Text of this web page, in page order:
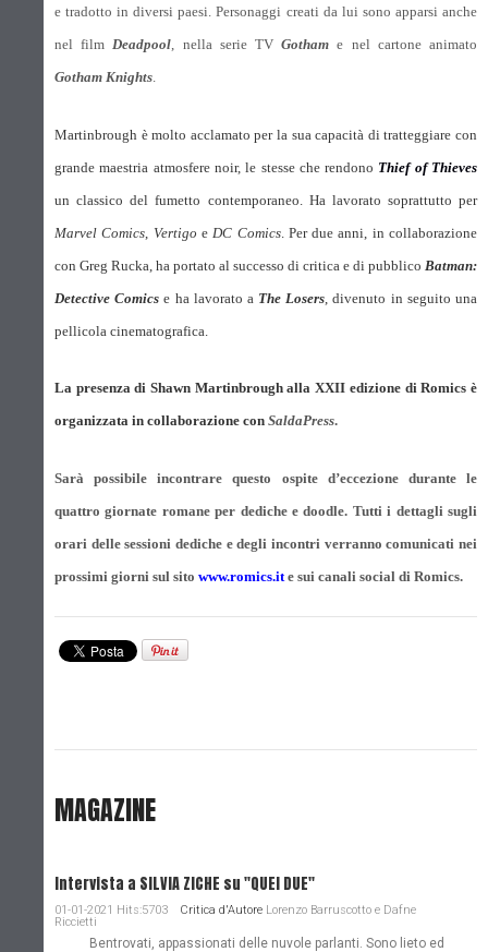
e tradotto in diversi paesi. Personaggi creati da lui sono apparsi anche
nel filmDeadpool, nella serie TVGotham e nel cartone animato
Gotham Knights.
Martinbrough è molto acclamato per la sua capacità di tratteggiare con
grande maestria atmosfere noir, le stesse che rendono Thief of Thieves
un classico del fumetto contemporaneo. Ha lavorato soprattutto per
Marvel Comics Vertigo e DC Comics. Per due anni, in collaborazione
con Greg Rucka, ha portato al successo di critica e di pubblico Batman:
Detective Comics e ha lavorato a The Losers , divenuto in seguito una
pellicola cinematografica.
La presenza di Shawn Martinbrough alla XXII edizione di Romics è
organizzata in collaborazione con SaldaPress.
Sarà possibile incontrare questo ospite d’eccezione durante le
quattro giornate romane per dediche e doodle. Tutti i dettagli sugli
orari delle sessioni dediche e degli incontri verranno comunicati nei
prossimi giorni sul sito www.romics.it e sui canali social di Romics.
MAGAZINE
Intervista a SILVIA ZICHE su "QUEI DUE"
01-01-2021 Hits:5703 Critica d'Autore Lorenzo Barruscotto e Dafne
Riccietti
Bentrovati, appassionati delle nuvole parlanti. Sono lieto ed